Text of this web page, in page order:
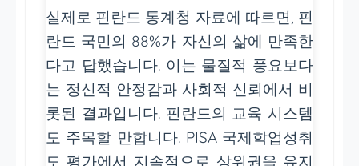
실제로 핀란드 통계청 자료에 따르면, 핀
란드 국민의 88%가 자신의 삶에 만족한
다고 답했습니다. 이는 물질적 풍요보다
는 정신적 안정감과 사회적 신뢰에서 비
롯된 결과입니다. 핀란드의 교육 시스템
도 주목할 만합니다. PISA 국제학업성취
도 평가에서 지속적으로 상위권을 유지